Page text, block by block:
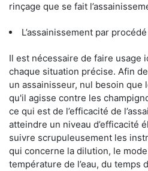
rinçage que se fait
L’assainissement par
Il est nécessaire de faire usage
chaque situation précise. Afin
un assainisseur, nul besoin
qu'il agisse contre les
ce qui est de l’efficacité de
atteindre un niveau d’efficacité
suivre scrupuleusement les
qui concerne la dilution, le mode
température de l’eau, du temps